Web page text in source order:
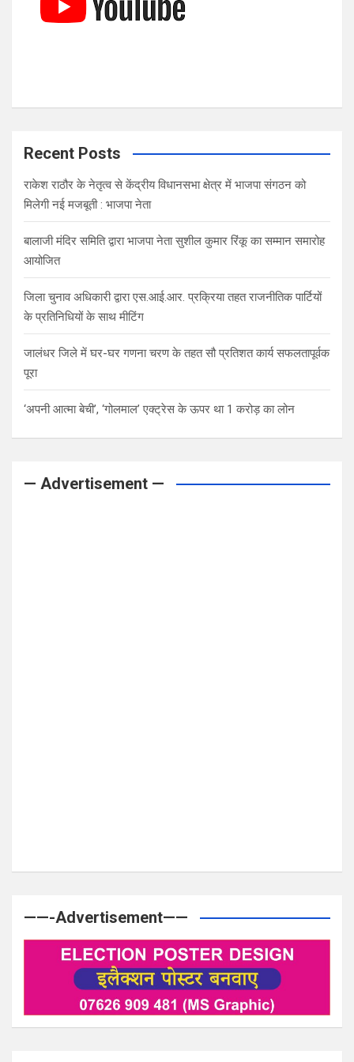
Recent Posts
राकेश राठौर के नेतृत्व से केंद्रीय विधानसभा क्षेत्र में भाजपा संगठन को
मिलेगी नई मजबूती : भाजपा नेता
बालाजी मंदिर समिति द्वारा भाजपा नेता सुशील कुमार रिंकू का सम्मान समारोह
आयोजित
जिला चुनाव अधिकारी द्वारा एस.आई.आर. प्रक्रिया तहत राजनीतिक पार्टियों
के प्रतिनिधियों के साथ मीटिंग
जालंधर जिले में घर-घर गणना चरण के तहत सौ प्रतिशत कार्य सफलतापूर्वक
पूरा
‘अपनी आत्मा बेची’, ‘गोलमाल’ एक्ट्रेस के ऊपर था 1 करोड़ का लोन
— Advertisement —
——-Advertisement——